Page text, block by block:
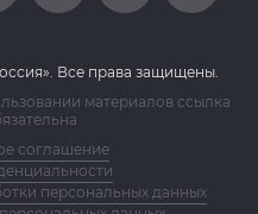
Все права защищены.
материалов ссылка
соглашение
персональных данных